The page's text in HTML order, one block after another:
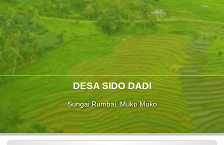
Lapak
Desa
Pembangunan
Galeri
Pengaduan
Pemerintah
Desa
Layanan
DESA SIDO DADI
Sungai Rumbai, Muko Muko